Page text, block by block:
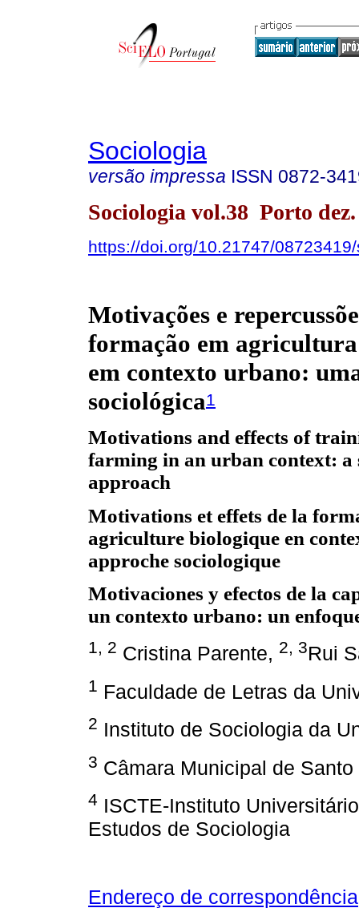
Sociologia
versão impressa ISSN 0872-
Sociologia vol.38 Porto dez.
https://doi.org/10.21747/
Motivações e
formação em
em contexto urbano:
sociológica1
Motivations and effects of
farming in an urban context: a
approach
Motivations et effets de la
agriculture biologique en
approche sociologique
Motivaciones y efectos de la
un contexto urbano: un
1, 2 Cristina Parente, 2, 3Rui
1 Faculdade de Letras da
2 Instituto de Sociologia da
3 Câmara Municipal de Santo
4 ISCTE-Instituto
Estudos de Sociologia
Endereço de correspondência